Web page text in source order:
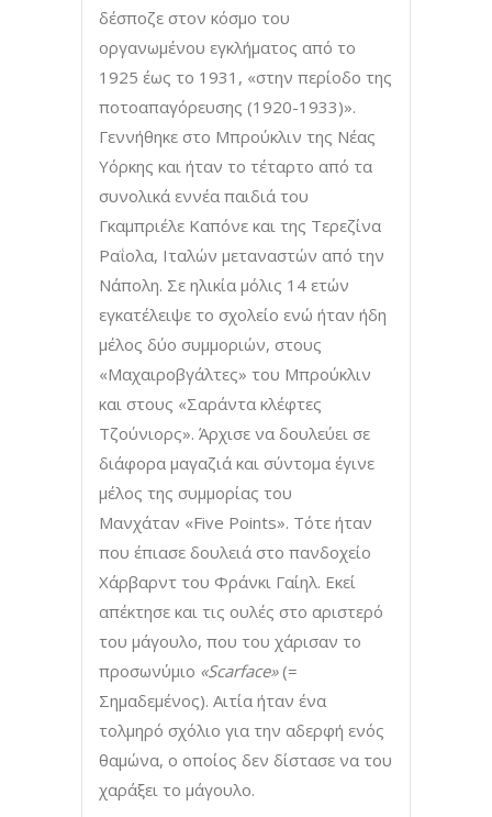
δέσποζε στον κόσμο του
οργανωμένου εγκλήματος από το
1925 έως το 1931, «στην περίοδο της
ποτοαπαγόρευσης (1920-1933)».
Γεννήθηκε στο Μπρούκλιν της Νέας
Υόρκης και ήταν το τέταρτο από τα
συνολικά εννέα παιδιά του
Γκαμπριέλε Καπόνε και της Τερεζίνα
Ραΐολα, Ιταλών μεταναστών από την
Νάπολη. Σε ηλικία μόλις 14 ετών
εγκατέλειψε το σχολείο ενώ ήταν ήδη
μέλος δύο συμμοριών, στους
«Μαχαιροβγάλτες» του Μπρούκλιν
και στους «Σαράντα κλέφτες
Τζούνιορς». Άρχισε να δουλεύει σε
διάφορα μαγαζιά και σύντομα έγινε
μέλος της συμμορίας του
Μανχάταν «Five Points». Τότε ήταν
που έπιασε δουλειά στο πανδοχείο
Χάρβαρντ του Φράνκι Γαίηλ. Εκεί
απέκτησε και τις ουλές στο αριστερό
του μάγουλο, που του χάρισαν το
προσωνύμιο «Scarface»(=
Σημαδεμένος). Αιτία ήταν ένα
τολμηρό σχόλιο για την αδερφή ενός
θαμώνα, ο οποίος δεν δίστασε να του
χαράξει το μάγουλο.